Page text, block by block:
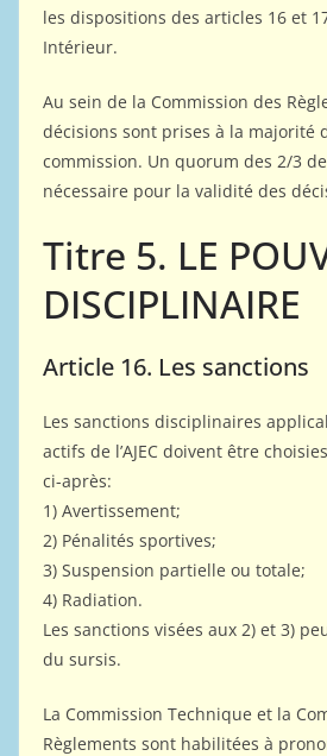
les dispositions des articles 16 et
Intérieur.
Au sein de la Commission des
décisions sont prises à la majorité
commission. Un quorum des 2/3
nécessaire pour la validité des
Titre 5. LE
DISCIPLINAIRE
Article 16. Les sanctions
Les sanctions disciplinaires
actifs de l’AJEC doivent être
ci-après:
1) Avertissement;
2) Pénalités sportives;
3) Suspension partielle ou totale;
4) Radiation.
Les sanctions visées aux 2) et 3)
du sursis.
La Commission Technique et la
Règlements sont habilitées à